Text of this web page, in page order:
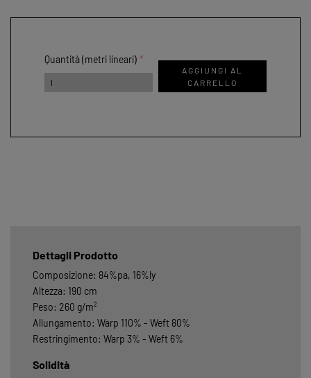
Quantità (metri lineari)
AGGIUNGI AL
CARRELLO
Dettagli Prodotto
Composizione: 84%pa, 16%ly
Altezza: 190 cm
Peso: 260 g/m²
Allungamento: Warp 110% - Weft 80%
Restringimento: Warp 3% - Weft 6%
Solidità